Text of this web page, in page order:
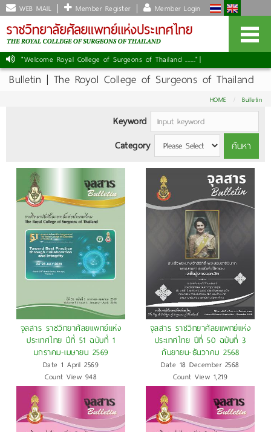
WEB MAIL Member Register Member Login
"Welcome Royal College of Surgeons of Thailand ......." |
Bulletin | The Royol College of Surgeons of Thailand
HOME Bulletin
Keyword
Category
ค้นหา
จุลสาร ราชวิทยาศัลยแพทย์แห่ง
ประเทศไทย ปีที่ 51 ฉบับที่ 1
มกราคม-เมษายน 2569
Date 1 April 2569
Count View 948
จุลสาร ราชวิทยาศัลยแพทย์แห่ง
ประเทศไทย ปีที่ 50 ฉบับที่ 3
กันยายน-ธันวาคม 2568
Date 18 December 2568
Count View 1,219